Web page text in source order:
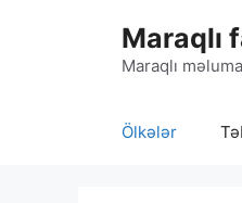
Maraqlı
Maraqlı
Ölkələr